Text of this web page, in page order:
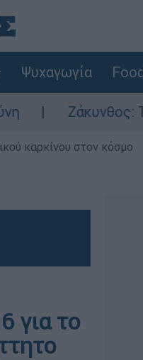
Ψυχαγωγία
Τι απαντά η
καρκίνου στον κόσμο
για το